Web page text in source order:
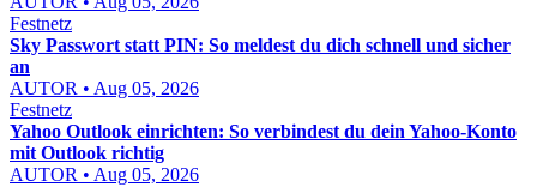
Festnetz
Sky Passwort statt PIN: So meldest du dich schnell und sicher
an
AUTOR • Aug 05, 2026
Festnetz
Yahoo Outlook einrichten: So verbindest du dein Yahoo-Konto
mit Outlook richtig
AUTOR • Aug 05, 2026